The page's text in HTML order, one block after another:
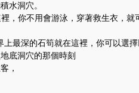
水洞穴。
裡，你不用會游泳，穿著救生衣，
上最深的石筍就在這裡，你可以選
底洞穴的那個時刻
，